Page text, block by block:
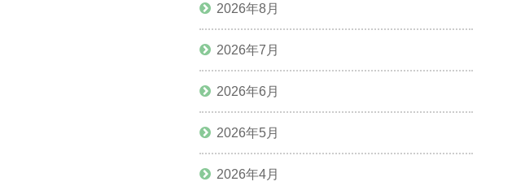
2026年8月
2026年7月
2026年6月
2026年5月
2026年4月